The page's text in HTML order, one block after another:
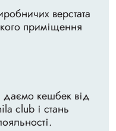
верстата
приміщення
даємо кешбек від
club і стань